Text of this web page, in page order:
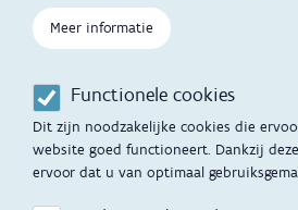
Meer informatie
Functionele cookies
Dit zijn noodzakelijke cookies die
website goed functioneert. Dankzij
ervoor dat u van optimaal
Aanbod tijdens de
zwangerschap
Opvoedingsondersteuning
Mijn